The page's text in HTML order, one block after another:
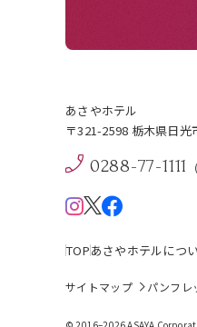
あさやホテル
〒321-2598 栃木県日
0288-77-1111
TOPあさやホテルにつ
サイトマップ パンフレ